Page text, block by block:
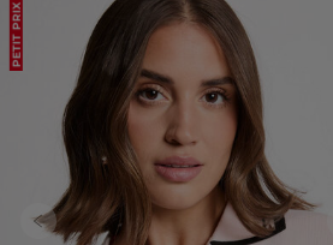
PETIT PRIX
Previous